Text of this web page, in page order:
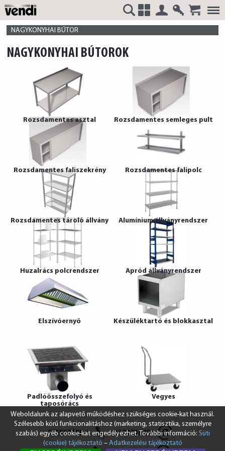
VENDI
HUNGÁRIA
SZEKSZÁRD +36 74 510 054
NAGYKONYHAI BÚTOR
NAGYKONYHAI BÚTOROK
Rozsdamentes asztal Rozsdamentes semleges pult
Rozsdamentes faliszekrény Rozsdamentes falipolc
Rozsdamentes tároló állvány Alumínium állványrendszer
Huzalrács polcrendszer Apród állványrendszer
Elszívóernyő Készüléktartó és blokkasztal
Padlóösszefolyó és
taposórács
Vegyes
Weboldalunk az alapvető működéshez szükséges cookie-kat használ.
Szélesebb körű funkcionalitáshoz (marketing, statisztika, személyre
szabás) egyéb cookie-kat engedélyezhet. További információ: Süti
(cookie) tájékoztató – Adatkezelési tájékoztató